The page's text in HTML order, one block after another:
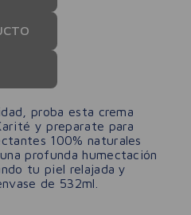
proba esta crema
y preparate para
100% naturales
profunda humectación
tu piel relajada y
de 532ml.